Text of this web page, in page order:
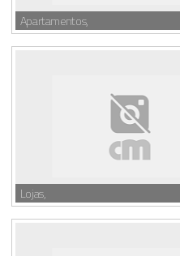
Apartamentos,
Lojas,